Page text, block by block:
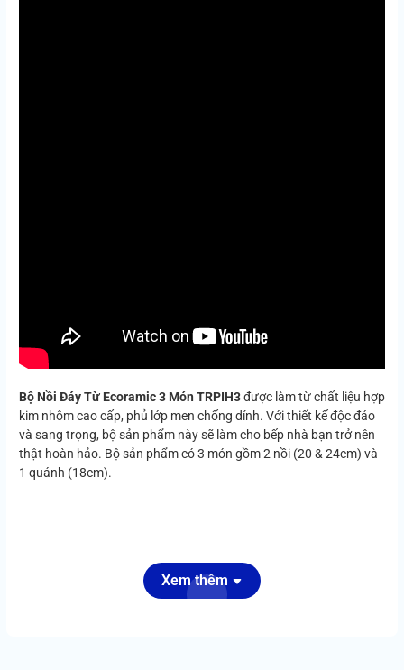
Bộ Nồi Đáy Từ Ecoramic 3 Món TRPIH3được làm từ chất liệu hợp
kim nhôm cao cấp, phủ lớp men chống dính. Với thiết kế độc đáo
và sang trọng, bộ sản phẩm này sẽ làm cho bếp nhà bạn trở nên
thật hoàn hảo. Bộ sản phẩm có 3 món gồm 2 nồi (20 & 24cm) và
1 quánh (18cm).
Xem thêm